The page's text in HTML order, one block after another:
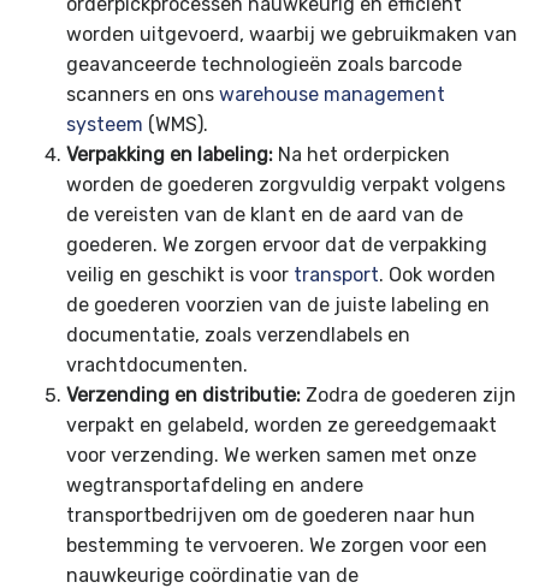
worden uitgevoerd, waarbij we gebruikmaken van
geavanceerde technologieën zoals barcode
scanners en ons warehouse management
systeem (WMS).
Verpakking en labeling: Na het orderpicken
worden de goederen zorgvuldig verpakt volgens
de vereisten van de klant en de aard van de
goederen. We zorgen ervoor dat de verpakking
veilig en geschikt is voor transport. Ook worden
de goederen voorzien van de juiste labeling en
documentatie, zoals verzendlabels en
vrachtdocumenten.
Verzending en distributie: Zodra de goederen zijn
verpakt en gelabeld, worden ze gereedgemaakt
voor verzending. We werken samen met onze
wegtransportafdeling en andere
transportbedrijven om de goederen naar hun
bestemming te vervoeren. We zorgen voor een
nauwkeurige coördinatie van de